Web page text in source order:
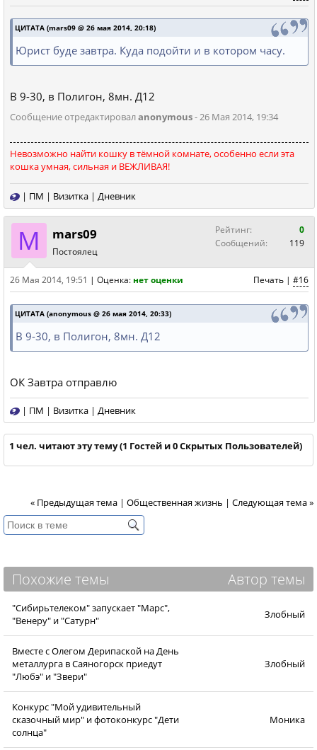
ЦИТАТА (mars09 @ 26 мая 2014, 20:18)
Юрист буде завтра. Куда подойти и в котором часу.
В 9-30, в Полигон, 8мн. Д12
Сообщение отредактировалanonymous- 26 Мая 2014, 19:34
Невозможно найти кошку в тёмной комнате, особенно если эта
кошка умная, сильная и ВЕЖЛИВАЯ!
| ПМ | Визитка | Дневник
M mars09
Постоялец
Рейтинг:
0
Сообщений:
119
Печать | #16
26 Мая 2014, 19:51 | Оценка: нет оценки
ЦИТАТА (anonymous @ 26 мая 2014, 20:33)
В 9-30, в Полигон, 8мн. Д12
ОК Завтра отправлю
| ПМ | Визитка | Дневник
1 чел. читают эту тему (1 Гостей и 0 Скрытых Пользователей)
« Предыдущая тема | Общественная жизнь | Следующая тема »
Похожие темы Автор темы
"Сибирьтелеком" запускает "Марс",
"Венеру" и "Сатурн"
Злобный
Вместе с Олегом Дерипаской на День
металлурга в Саяногорск приедут
"Любэ" и "Звери"
Злобный
Конкурс "Мой удивительный
сказочный мир" и фотоконкурс "Дети
солнца"
Моника